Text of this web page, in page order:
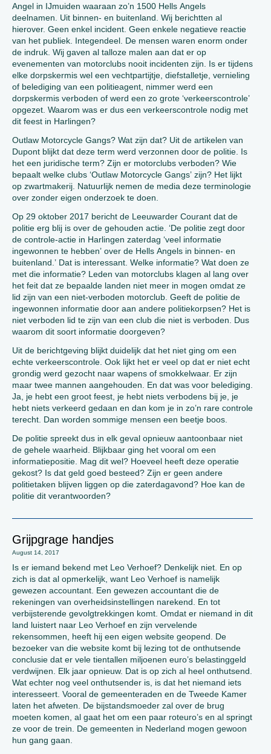
Angel in IJmuiden waaraan zo’n 1500 Hells Angels
deelnamen. Uit binnen- en buitenland. Wij berichtten al
hierover. Geen enkel incident. Geen enkele negatieve reactie
van het publiek. Integendeel. De mensen waren enorm onder
de indruk. Wij gaven al talloze malen aan dat er op
evenementen van motorclubs nooit incidenten zijn. Is er tijdens
elke dorpskermis wel een vechtpartijtje, diefstalletje, vernieling
of belediging van een politieagent, nimmer werd een
dorpskermis verboden of werd een zo grote ‘verkeerscontrole’
opgezet. Waarom was er dus een verkeerscontrole nodig met
dit feest in Harlingen?
Outlaw Motorcycle Gangs? Wat zijn dat? Uit de artikelen van
Dupont blijkt dat deze term werd verzonnen door de politie. Is
het een juridische term? Zijn er motorclubs verboden? Wie
bepaalt welke clubs ‘Outlaw Motorcycle Gangs’ zijn? Het lijkt
op zwartmakerij. Natuurlijk nemen de media deze terminologie
over zonder eigen onderzoek te doen.
Op 29 oktober 2017 bericht de Leeuwarder Courant dat de
politie erg blij is over de gehouden actie. ‘De politie zegt door
de controle-actie in Harlingen zaterdag ‘veel informatie
ingewonnen te hebben’ over de Hells Angels in binnen- en
buitenland.’ Dat is interessant. Welke informatie? Wat doen ze
met die informatie? Leden van motorclubs klagen al lang over
het feit dat ze bepaalde landen niet meer in mogen omdat ze
lid zijn van een niet-verboden motorclub. Geeft de politie de
ingewonnen informatie door aan andere politiekorpsen? Het is
niet verboden lid te zijn van een club die niet is verboden. Dus
waarom dit soort informatie doorgeven?
Uit de berichtgeving blijkt duidelijk dat het niet ging om een
echte verkeerscontrole. Ook lijkt het er veel op dat er niet echt
grondig werd gezocht naar wapens of smokkelwaar. Er zijn
maar twee mannen aangehouden. En dat was voor belediging.
Ja, je hebt een groot feest, je hebt niets verbodens bij je, je
hebt niets verkeerd gedaan en dan kom je in zo’n rare controle
terecht. Dan worden sommige mensen een beetje boos.
De politie spreekt dus in elk geval opnieuw aantoonbaar niet
de gehele waarheid. Blijkbaar ging het vooral om een
informatiepositie. Mag dit wel? Hoeveel heeft deze operatie
gekost? Is dat geld goed besteed? Zijn er geen andere
politietaken blijven liggen op die zaterdagavond? Hoe kan de
politie dit verantwoorden?
Grijpgrage handjes
August 14, 2017
Is er iemand bekend met Leo Verhoef? Denkelijk niet. En op
zich is dat al opmerkelijk, want Leo Verhoef is namelijk
gewezen accountant. Een gewezen accountant die de
rekeningen van overheidsinstellingen narekend. En tot
verbijsterende gevolgtrekkingen komt. Omdat er niemand in dit
land luistert naar Leo Verhoef en zijn vervelende
rekensommen, heeft hij een eigen website geopend. De
bezoeker van die website komt bij lezing tot de onthutsende
conclusie dat er vele tientallen miljoenen euro’s belastinggeld
verdwijnen. Elk jaar opnieuw. Dat is op zich al heel onthutsend.
Wat echter nog veel onthutsender is, is dat het niemand iets
interesseert. Vooral de gemeenteraden en de Tweede Kamer
laten het afweten. De bijstandsmoeder zal over de brug
moeten komen, al gaat het om een paar roteuro’s en al springt
ze voor de trein. De gemeenten in Nederland mogen gewoon
hun gang gaan.